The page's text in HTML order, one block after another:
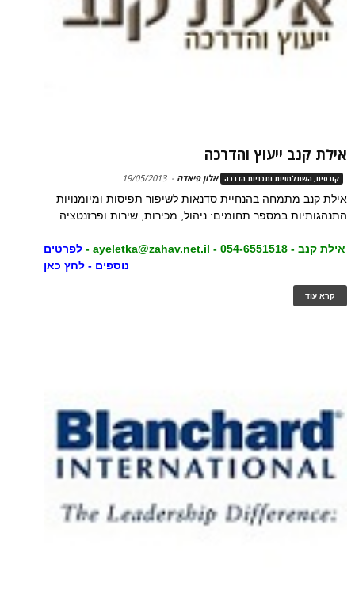
אילת קנב ייעוץ והדרכה
קורסים, השתלמויות ותכניות הדרכה אלון פיאדה -
19/05/2013
אילת קנב מתמחה בהנחיית סדנאות לשיפור תפיסות ומיומנויות
התנהגותיות במספר תחומים: ניהול, מכירות, שירות ופרזנטציה.
אילת קנב - 054-6551518 - ayeletka@zahav.net.il
- לפרטים
נוספים - לחץ כאן
קרא עוד